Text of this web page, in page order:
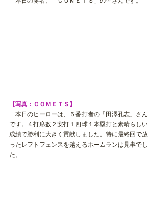
【写真：ＣＯＭＥＴＳ】
本日のヒーローは、５番打者の「田澤孔志」さん
です。４打席数２安打１四球１本塁打と素晴らしい
成績で勝利に大きく貢献しました。特に最終回で放
ったレフトフェンスを越えるホームランは見事でし
た。